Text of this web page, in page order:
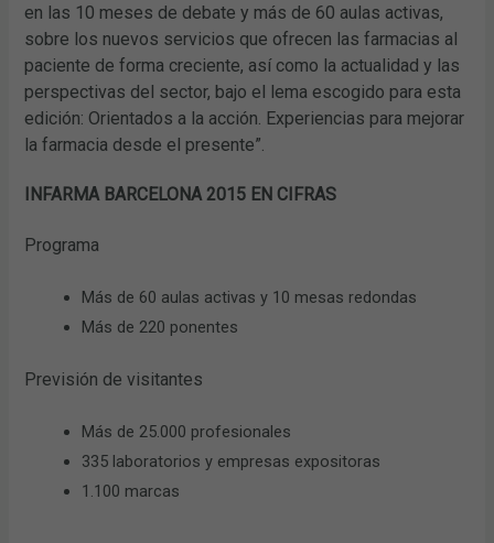
en las 10 meses de debate y más de 60 aulas activas,
sobre los nuevos servicios que ofrecen las farmacias al
paciente de forma creciente, así como la actualidad y las
perspectivas del sector, bajo el lema escogido para esta
edición: Orientados a la acción. Experiencias para mejorar
la farmacia desde el presente”.
INFARMA BARCELONA 2015 EN CIFRAS
Programa
Más de 60 aulas activas y 10 mesas redondas
Más de 220 ponentes
Previsión de visitantes
Más de 25.000 profesionales
335 laboratorios y empresas expositoras
1.100 marcas